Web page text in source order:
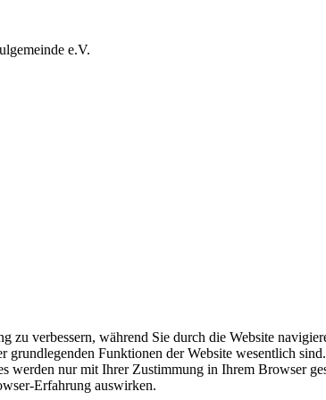
e.V.
zu verbessern, während Sie durch die Website
grundlegenden Funktionen der Website wesentlich
werden nur mit Ihrer Zustimmung in Ihrem Browser
Erfahrung auswirken.